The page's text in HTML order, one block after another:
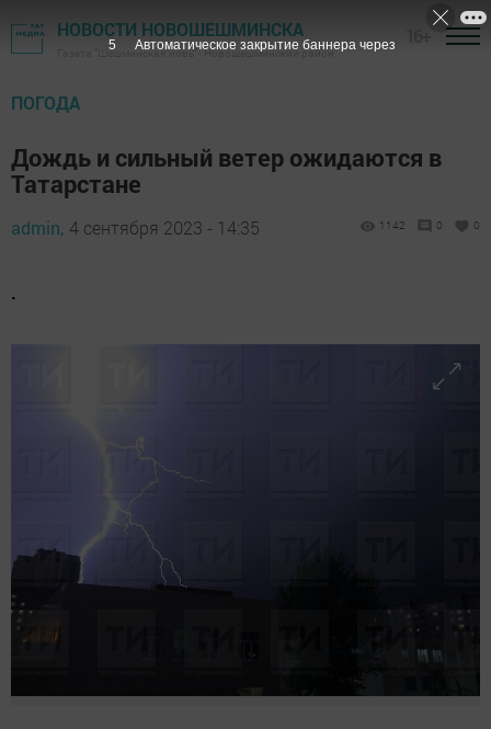
НОВОСТИ НОВОШЕШМИНСКА
Газета "Шешминская новь" - Новошешминский район
ПОГОДА
Дождь и сильный ветер ожидаются в
Татарстане
admin, 4 сентября 2023 - 14:35 1142 0 0
.
4 Автоматическое закрытие баннера через